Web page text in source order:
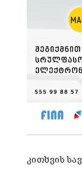
კითხვის